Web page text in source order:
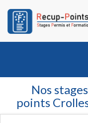
Nos
points